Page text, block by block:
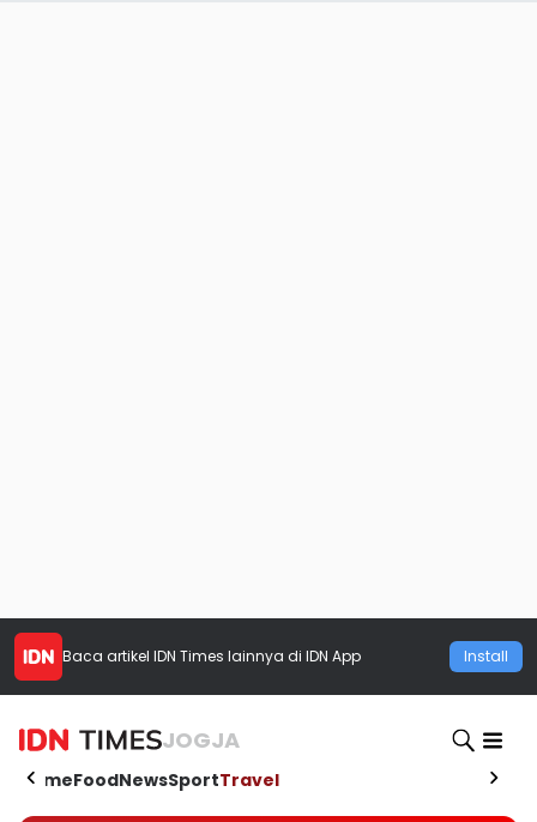
Baca artikel IDN Times lainnya di IDN App Install
JOGJA
HomeFoodNewsSportTravel